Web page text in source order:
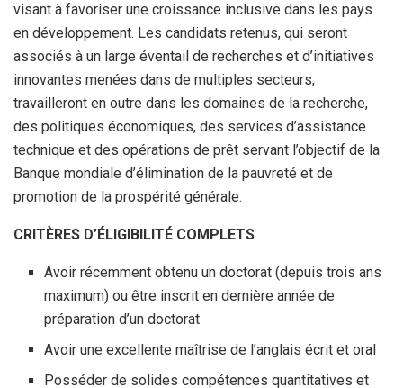
visant à favoriser une croissance inclusive dans les pays
en développement. Les candidats retenus, qui seront
associés à un large éventail de recherches et d’initiatives
innovantes menées dans de multiples secteurs,
travailleront en outre dans les domaines de la recherche,
des politiques économiques, des services d’assistance
technique et des opérations de prêt servant l’objectif de la
Banque mondiale d’élimination de la pauvreté et de
promotion de la prospérité générale.
CRITÈRES D’ÉLIGIBILITÉ COMPLETS
Avoir récemment obtenu un doctorat (depuis trois ans
maximum) ou être inscrit en dernière année de
préparation d’un doctorat
Avoir une excellente maîtrise de l’anglais écrit et oral
Posséder de solides compétences quantitatives et